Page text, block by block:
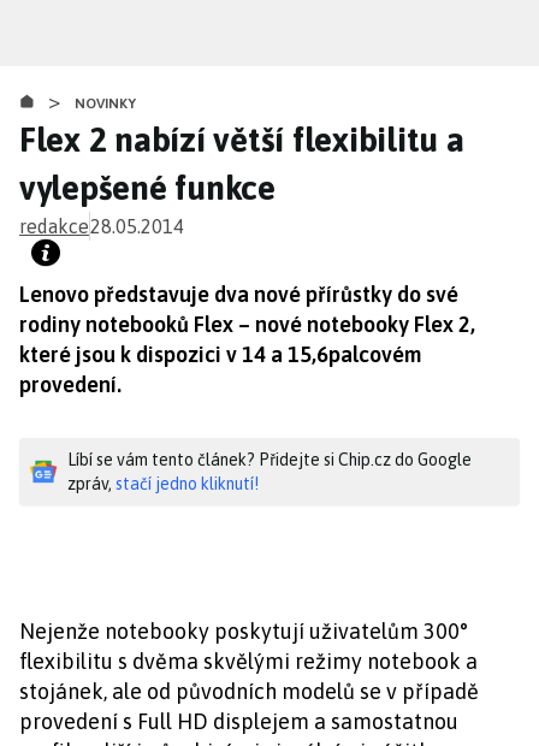
obsahu
> NOVINKY
Flex 2 nabízí větší flexibilitu a
vylepšené funkce
redakce28.05.2014
Lenovo představuje dva nové přírůstky do své
rodiny notebooků Flex – nové notebooky Flex 2,
které jsou k dispozici v 14 a 15,6palcovém
provedení.
Líbí se vám tento článek? Přidejte si Chip.cz do Google
zpráv, stačí jedno kliknutí!
Nejenže notebooky poskytují uživatelům 300°
flexibilitu s dvěma skvělými režimy notebook a
stojánek, ale od původních modelů se v případě
provedení s Full HD displejem a samostatnou